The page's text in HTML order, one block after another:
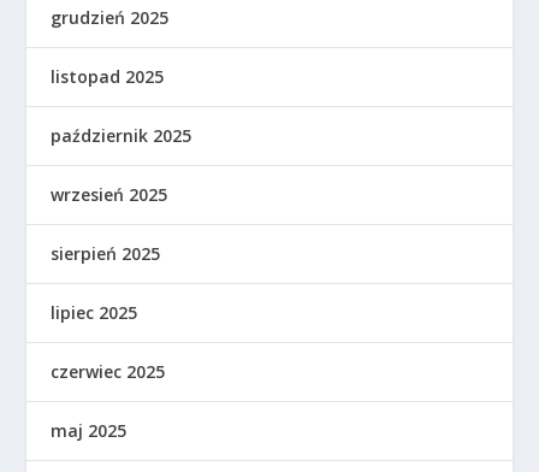
grudzień 2025
listopad 2025
październik 2025
wrzesień 2025
sierpień 2025
lipiec 2025
czerwiec 2025
maj 2025